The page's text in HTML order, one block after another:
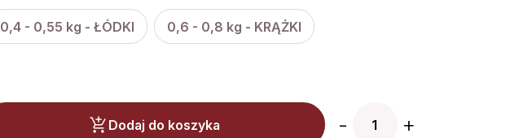
0,4 - 0,55 kg - ŁÓDKI 0,6 - 0,8 kg - KRĄŻKI
- +
Dodaj do koszyka